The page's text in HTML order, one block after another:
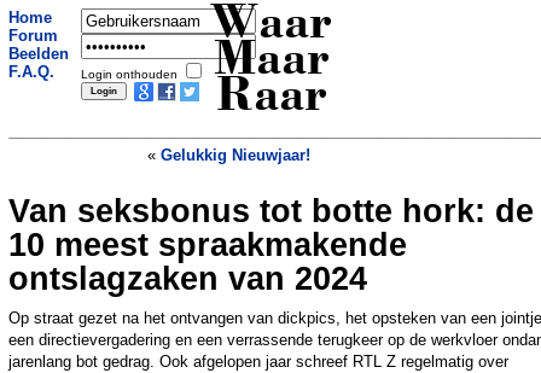
Home
Forum
Beelden
F.A.Q.
Login onthouden
Waar
Maar
Raar
« Gelukkig Nieuwjaar!
Koppel raakt op kerstavond de weg
kwijt en strandt na 578 kilometer zonder
benzine»
Van seksbonus tot botte hork: de
10 meest spraakmakende
ontslagzaken van 2024
Op straat gezet na het ontvangen van dickpics, het opsteken van een
een directievergadering en een verrassende terugkeer op de werkvloer
jarenlang bot gedrag. Ook afgelopen jaar schreef RTL Z regelmatig over